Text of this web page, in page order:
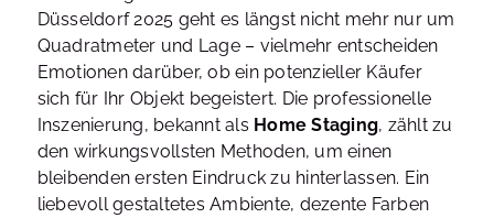
Düsseldorf 2025 geht es längst nicht mehr nur um
Quadratmeter und Lage – vielmehr entscheiden
Emotionen darüber, ob ein potenzieller Käufer
sich für Ihr Objekt begeistert. Die professionelle
Inszenierung, bekannt als Home Staging, zählt zu
den wirkungsvollsten Methoden, um einen
bleibenden ersten Eindruck zu hinterlassen. Ein
liebevoll gestaltetes Ambiente, dezente Farben